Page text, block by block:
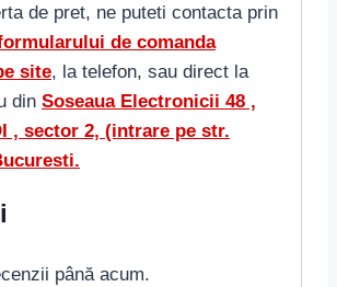
de pret, ne puteti contacta prin
de comanda
site, la telefon, sau direct la
din Soseaua Electronicii 48 ,
, sector 2, (intrare pe str.
până acum.